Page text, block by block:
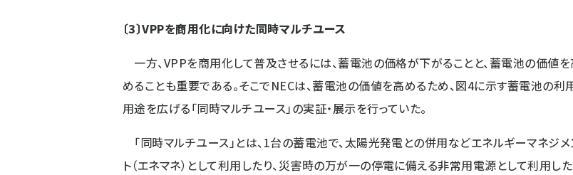
〔3〕VPPを商用化に向けた同時マルチユース
一方、VPPを商用化して普及させるには、蓄電池の価格が下がることと、蓄電池の価値を
めることも重要である。そこでNECは、蓄電池の価値を高めるため、図4に示す蓄電池の利
用途を広げる「同時マルチユース」の実証・展示を行っていた。
「同時マルチユース」とは、1台の蓄電池で、太陽光発電との併用などエネルギーマネジメ
ト（エネマネ）として利用したり、災害時の万が一の停電に備える非常用電源として利用し